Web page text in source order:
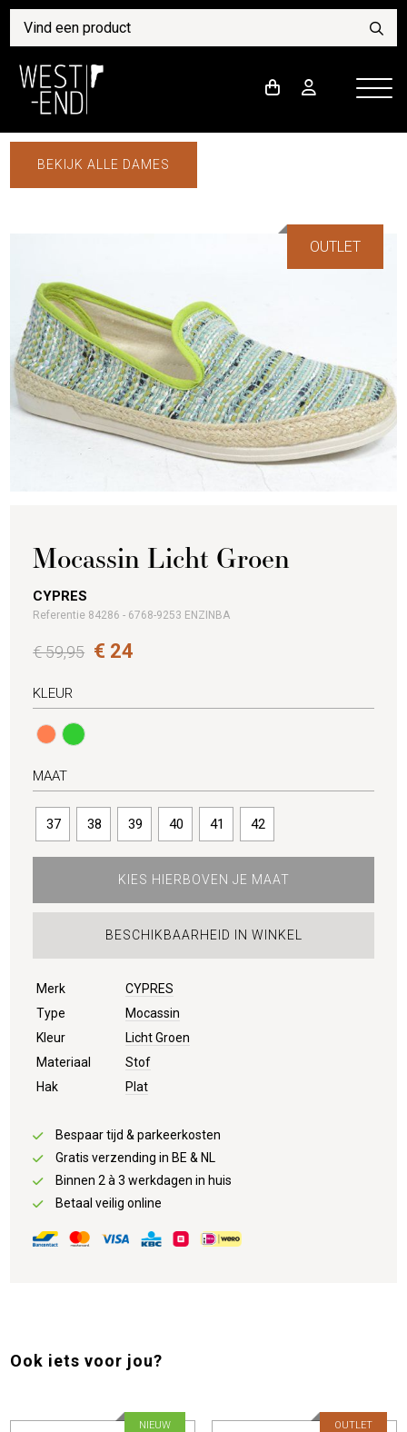
BEKIJK ALLE DAMES
OUTLET
Mocassin Licht Groen
CYPRES
Referentie 84286 - 6768-9253 ENZINBA
€ 59,95 € 24
KLEUR
MAAT
37 38 39 40 41 42
KIES HIERBOVEN JE MAAT
BESCHIKBAARHEID IN WINKEL
Merk
CYPRES
Type
Mocassin
Kleur
Licht Groen
Materiaal
Stof
Hak
Plat
Bespaar tijd & parkeerkosten
Gratis verzending in BE & NL
Binnen 2 à 3 werkdagen in huis
Betaal veilig online
Ook iets voor jou?
NIEUW OUTLET